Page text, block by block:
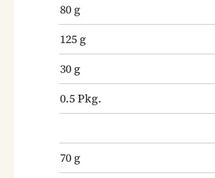
80 g
125 g
30 g
0.5Pkg.
70 g